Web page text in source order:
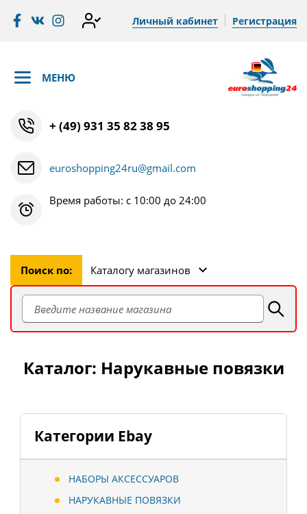
Личный кабинет Регистрация
МЕНЮ
+ (49) 931 35 82 38 95
euroshopping24ru@gmail.com
Время работы: с 10:00 до 24:00
Поиск по: Каталогу магазинов
Категории Ebay
НАБОРЫ АКСЕССУАРОВ
НАРУКАВНЫЕ ПОВЯЗКИ
Каталог: Нарукавные повязки